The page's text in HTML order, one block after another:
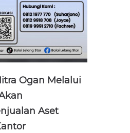
Ogan Melalui
Aset